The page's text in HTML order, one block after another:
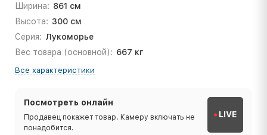
Ширина: 861 см
Высота: 300 см
Серия: Лукоморье
Вес товара (основной): 667 кг
Все характеристики
Посмотреть онлайн
Продавец покажет товар. Камеру включать не
понадобится.
LIVE